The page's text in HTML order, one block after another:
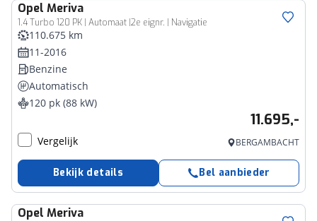
Opel Meriva
1.4 Turbo 120 PK | Automaat |2e eignr. | Navigatie
110.675 km
11-2016
Benzine
Automatisch
120 pk (88 kW)
11.695,-
Vergelijk BERGAMBACHT
Bekijk details Bel aanbieder
Opel Meriva